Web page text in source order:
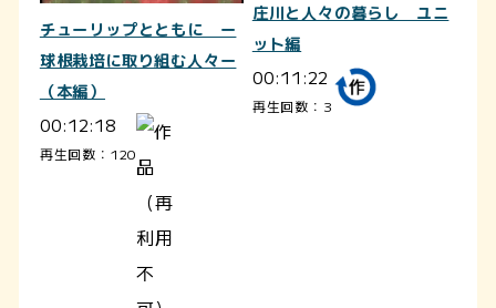
チューリップとともに ー
球根栽培に取り組む人々ー
（本編）
00:12:18
再生回数：120
庄川と人々の暮らし ユニ
ット編
00:11:22
再生回数：3